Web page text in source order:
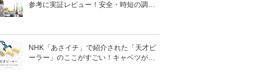
参考に実証レビュー！安全・時短の調理
NHK「あさイチ」で紹介された「天才ピ
ーラー」のここがすごい！キャベツがほ